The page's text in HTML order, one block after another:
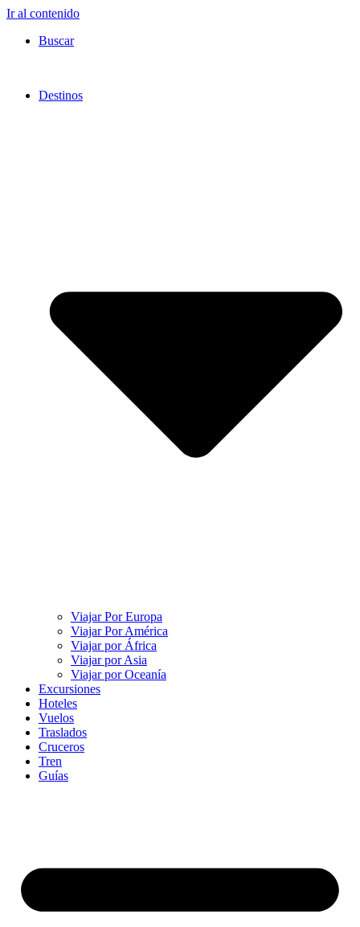
Ir al contenido
Buscar
Destinos
Viajar Por Europa
Viajar Por América
Viajar por África
Viajar por Asia
Viajar por Oceanía
Excursiones
Hoteles
Vuelos
Traslados
Cruceros
Tren
Guías